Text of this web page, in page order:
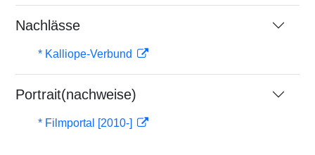
Nachlässe
* Kalliope-Verbund
Portrait(nachweise)
* Filmportal [2010-]